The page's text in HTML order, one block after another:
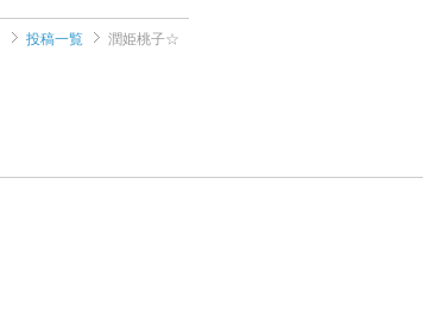
投稿一覧
潤姫桃子☆